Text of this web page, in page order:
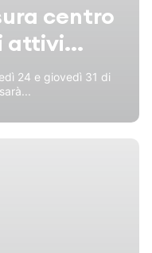
centro
attivi...
24 e giovedì 31 di